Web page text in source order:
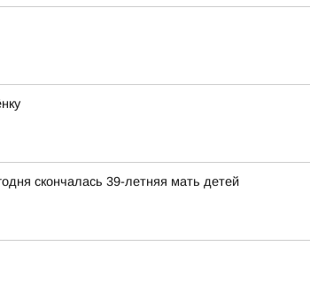
скончалась 39-летняя мать детей